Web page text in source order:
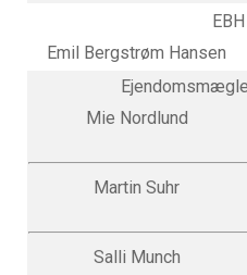
Emil Bergstrøm Hansen
Mie Nordlund
Martin Suhr
Salli Munch